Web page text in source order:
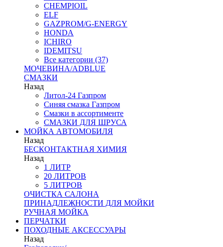
CHEMPIOIL
ELF
GAZPROM/G-ENERGY
HONDA
ICHIRO
IDEMITSU
Все категории (37)
МОЧЕВИНА/ADBLUE
СМАЗКИ
Назад
Литол-24 Газпром
Синяя смазка Газпром
Смазки в ассортименте
СМАЗКИ ДЛЯ ШРУСА
МОЙКА АВТОМОБИЛЯ
Назад
БЕСКОНТАКТНАЯ ХИМИЯ
Назад
1 ЛИТР
20 ЛИТРОВ
5 ЛИТРОВ
ОЧИСТКА САЛОНА
ПРИНАДЛЕЖНОСТИ ДЛЯ МОЙКИ
РУЧНАЯ МОЙКА
ПЕРЧАТКИ
ПОХОДНЫЕ АКСЕССУАРЫ
Назад